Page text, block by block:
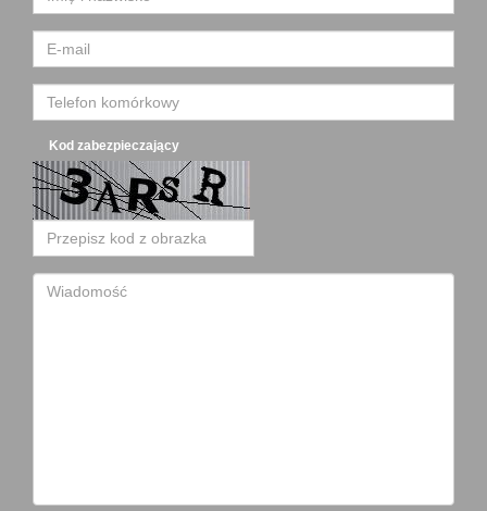
Kod zabezpieczający